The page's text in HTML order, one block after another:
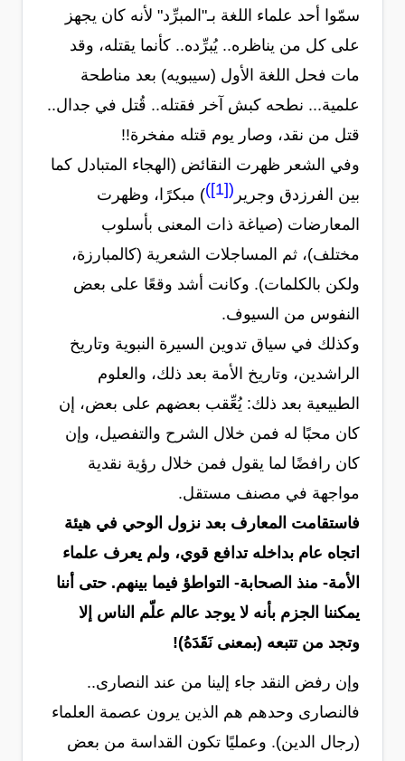
سمّوا أحد علماء اللغة بـ"المبرِّد" لأنه كان يجهز
على كل من يناظره.. يُبرِّده.. كأنما يقتله، وقد
مات فحل اللغة الأول (سيبويه) بعد مناطحة
علمية... نطحه كبش آخر فقتله.. قُتل في جدال..
قتل من نقد، وصار يوم قتله مفخرة!!
وفي الشعر ظهرت النقائض (الهجاء المتبادل كما
بين الفرزدق وجرير (
[1]
)) مبكرًا، وظهرت
المعارضات (صياغة ذات المعنى بأسلوب
مختلف)، ثم المساجلات الشعرية (كالمبارزة،
ولكن بالكلمات). وكانت أشد وقعًا على بعض
النفوس من السيوف.
وكذلك في سياق تدوين السيرة النبوية وتاريخ
الراشدين، وتاريخ الأمة بعد ذلك، والعلوم
الطبيعية بعد ذلك: يُعِّقب بعضهم على بعض، إن
كان محبًا له فمن خلال الشرح والتفصيل، وإن
كان رافضًا لما يقول فمن خلال رؤية نقدية
مواجهة في مصنف مستقل.
فاستقامت المعارف بعد نزول الوحي في هيئة
اتجاه عام بداخله تدافع قوي، ولم يعرف علماء
الأمة- منذ الصحابة- التواطؤ فيما بينهم. حتى أننا
يمكننا الجزم بأنه لا يوجد عالم علّم الناس إلا
وتجد من تتبعه (بمعنى نَقَدَهُ)!
وإن رفض النقد جاء إلينا من عند النصارى..
فالنصارى وحدهم هم الذين يرون عصمة العلماء
(رجال الدين). وعمليًا تكون القداسة من بعض